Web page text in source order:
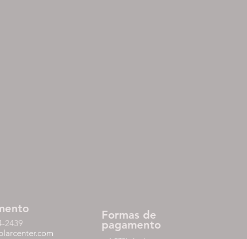
2439
Formas de
pagamento